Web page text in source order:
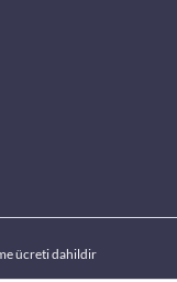
ücreti dahildir